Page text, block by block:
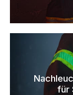
für